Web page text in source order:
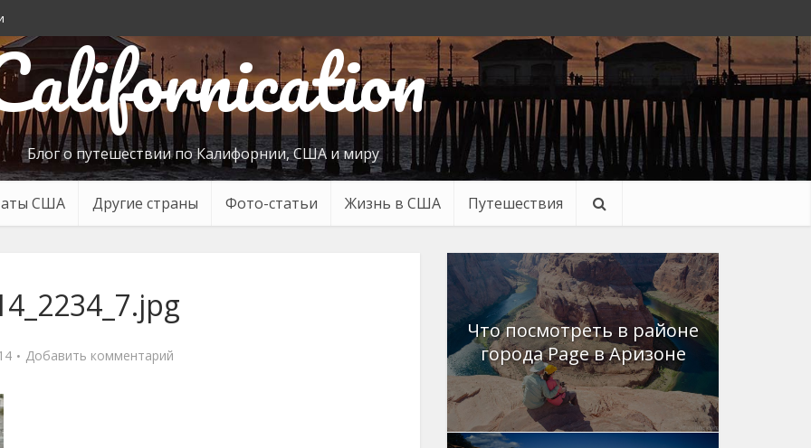
Блог о путешествии по Калифорнии, США и миру
США Другие страны Фото-статьи Жизнь в США Путешествия
Добавить комментарий
Что посмотреть в районе
города Page в Аризоне